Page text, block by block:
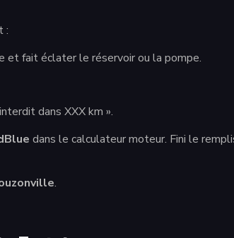
:
et fait éclater le réservoir ou la pompe.
dans XXX km ».
dans le calculateur moteur. Fini le
.